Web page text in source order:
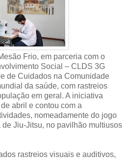
Frio, em parceria com o
Social – CLDS 3G
de Cuidados na Comunidade
da saúde, com rastreios
em geral. A iniciativa
abril e contou com a
nomeadamente do jogo
Jiu-Jitsu, no pavilhão multiusos
rastreios visuais e auditivos,